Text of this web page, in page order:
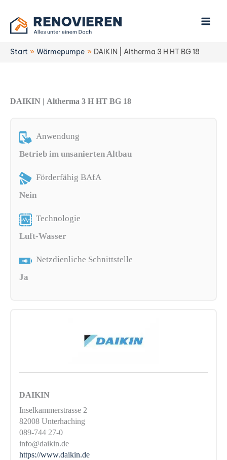
Inhalt
springen
Start Wärmepumpe DAIKIN | Altherma 3 H HT BG 18
DAIKIN | Altherma 3 H HT BG 18
Anwendung
Betrieb im unsanierten Altbau
Förderfähig BAfA
Nein
Technologie
Luft-Wasser
Netzdienliche Schnittstelle
Ja
DAIKIN
Inselkammerstrasse 2
82008 Unterhaching
089-744 27-0
info@daikin.de
https://www.daikin.de